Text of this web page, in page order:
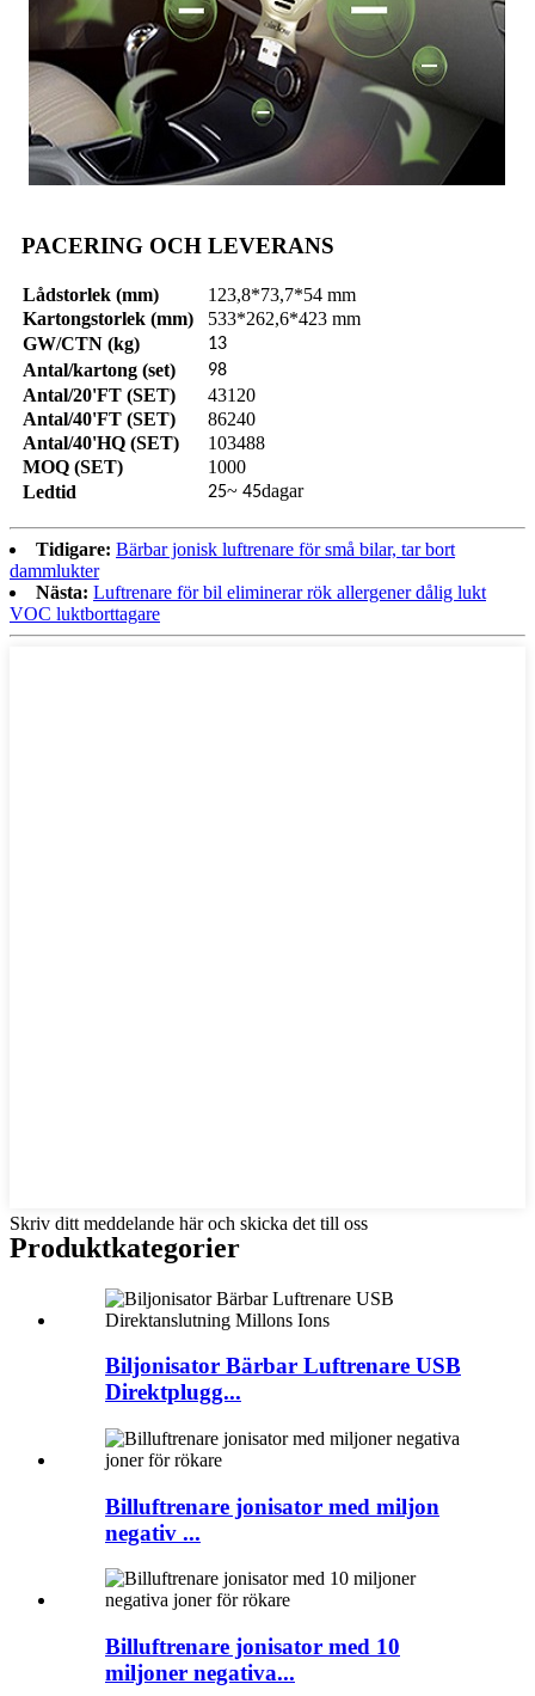
PACERING OCH LEVERANS
Lådstorlek (mm)
123,8*73,7*54 mm
Kartongstorlek (mm)
533*262,6*423 mm
GW/CTN (kg)
13
Antal/kartong (set) 98
Antal/20'FT (SET)
43120
Antal/40'FT (SET)
86240
Antal/40'HQ (SET)
103488
MOQ (SET)
1000
Ledtid
25~ 45dagar
Tidigare: Bärbar jonisk luftrenare för små bilar, tar bort
dammlukter
Nästa: Luftrenare för bil eliminerar rök allergener dålig lukt
VOC luktborttagare
Skriv ditt meddelande här och skicka det till oss
Produktkategorier
Biljonisator Bärbar Luftrenare USB
Direktplugg...
Billuftrenare jonisator med miljon
negativ ...
Billuftrenare jonisator med 10
miljoner negativa...